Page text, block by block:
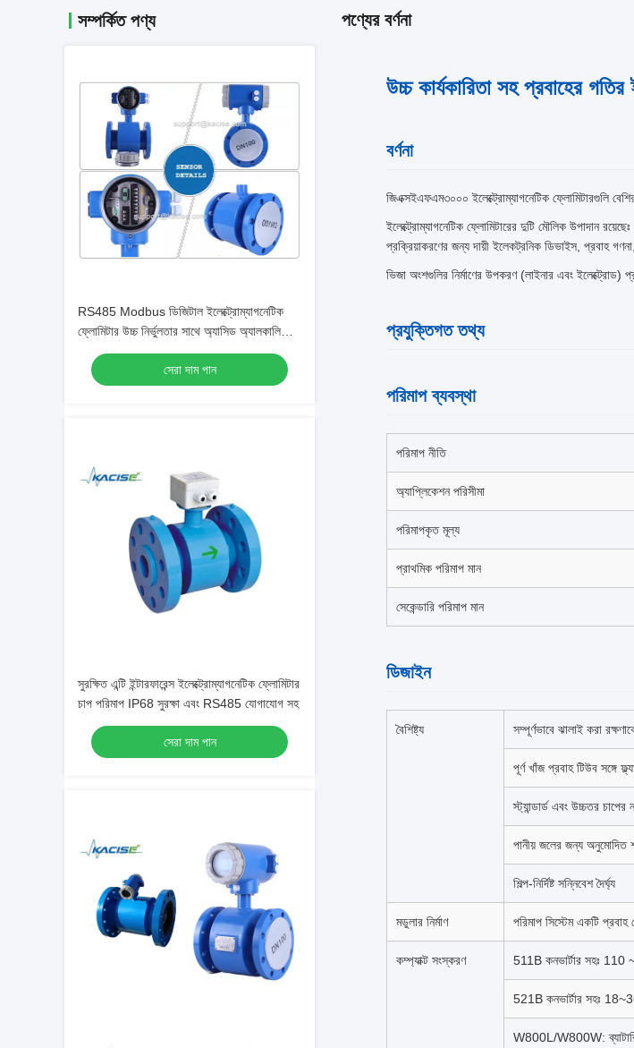
সম্পর্কিত পণ্য
RS485 Modbus ডিজিটাল ইলেক্ট্রোম্যাগনেটিক
ফ্লোমিটার উচ্চ নির্ভুলতার সাথে অ্যাসিড অ্যালকালি
প্রতিরোধী তরল জন্য
সেরা দাম পান
সুরক্ষিত এন্টি ইন্টারফারেন্স ইলেক্ট্রোম্যাগনেটিক ফ্লোমিটার
চাপ পরিমাপ IP68 সুরক্ষা এবং RS485 যোগাযোগ সহ
সেরা দাম পান
পণ্যের বর্ণনা
উচ্চ কার্যকারিতা সহ প্রবাহের
বর্ণনা
জিএক্সইএফএম৩০০০ ইলেক্ট্রোম্যাগনেটিক ফ্লোমিটারগুলি
ইলেক্ট্রোম্যাগনেটিক ফ্লোমিটারের দুটি মৌলিক উপাদান
প্রক্রিয়াকরণের জন্য দায়ী ইলেকট্রনিক ডিভাইস, প্রবাহ
ভিজা অংশগুলির নির্মাণের উপকরণ (লাইনার এবং ইলেক্ট্রোড)
প্রযুক্তিগত তথ্য
পরিমাপ ব্যবস্থা
পরিমাপ নীতি
অ্যাপ্লিকেশন পরিসীমা
পরিমাপকৃত মূল্য
প্রাথমিক পরিমাপ মান
সেকেন্ডারি পরিমাপ মান
ডিজাইন
বৈশিষ্ট্য সম্পূর্ণভাবে ঝালাই করা
পূর্ণ খাঁজ প্রবাহ টিউব সঙ্গে
স্ট্যান্ডার্ড এবং উচ্চতর চাপের
পানীয় জলের জন্য অনুমোদিত
শিল্প-নির্দিষ্ট সন্নিবেশ দৈর্ঘ্য
মডুলার নির্মাণ পরিমাপ সিস্টেম একটি
কম্প্যাক্ট সংস্করণ 511B কনভার্টার সহঃ 110
521B কনভার্টার সহঃ
W800L/W800W: